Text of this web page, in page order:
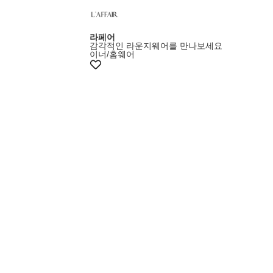
라페어
감각적인 라운지웨어를 만나보세요
이너/홈웨어